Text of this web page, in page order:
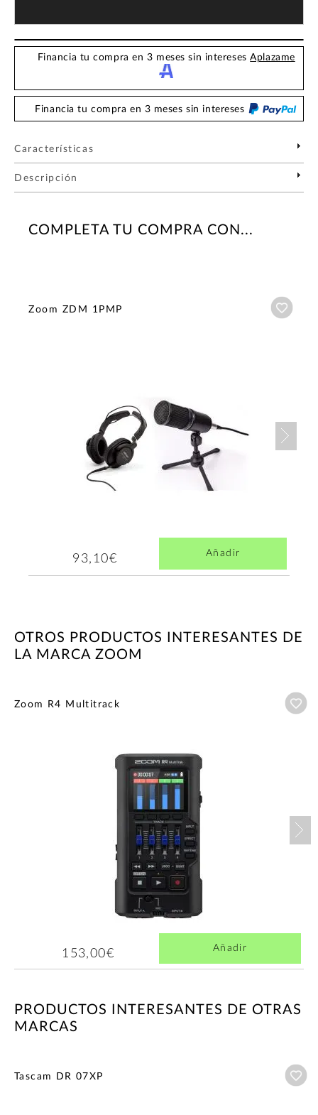
Financia tu compra en 3 meses sin interesesAplazame
Financia tu compra en 3 meses sin intereses
Características
Descripción
COMPLETA TU COMPRA CON...
Zoom ZDM 1PMP
93,10€ Añadir
OTROS PRODUCTOS INTERESANTES DE
LA MARCA ZOOM
Zoom R4 Multitrack
153,00€ Añadir
PRODUCTOS INTERESANTES DE OTRAS
MARCAS
Tascam DR 07XP